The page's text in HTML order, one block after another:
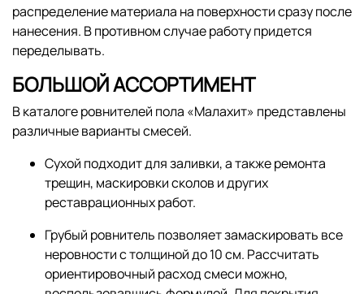
распределение материала на поверхности сразу после
нанесения. В противном случае работу придется
переделывать.
БОЛЬШОЙ АССОРТИМЕНТ
В каталоге ровнителей пола «Малахит» представлены
различные варианты смесей.
Сухой подходит для заливки, а также ремонта
трещин, маскировки сколов и других
реставрационных работ.
Грубый ровнитель позволяет замаскировать все
неровности с толщиной до 10 см. Рассчитать
ориентировочный расход смеси можно,